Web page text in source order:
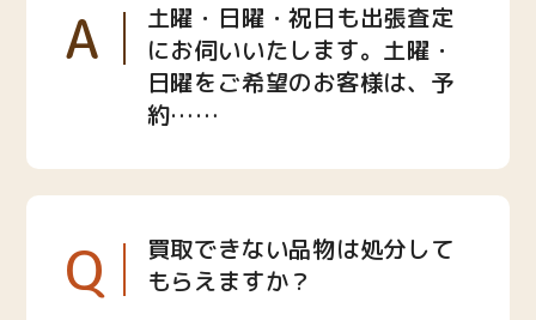
A
土曜・日曜・祝日も出張査定
にお伺いいたします。土曜・
日曜をご希望のお客様は、予
約……
Q
買取できない品物は処分して
もらえますか？